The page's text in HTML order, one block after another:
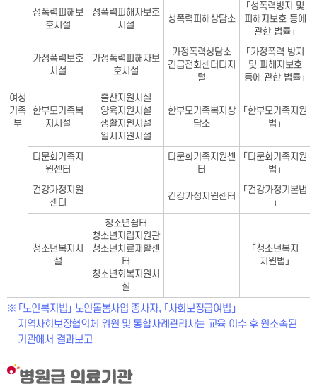
여성
가족
부
성폭력피해보
호시설
성폭력피해자보호
시설
성폭력피해상담소
「성폭력방지 및
피해자보호 등에
관한 법률」
가정폭력보호
시설
가정폭력피해자보
호시설
가정폭력상담소
긴급전화센터디지
털
「가정폭력 방지
및 피해자보호
등에 관한 법률」
한부모가족복
지시설
출산지원시설
양육지원시설
생활지원시설
일시지원시설
한부모가족복지상
담소
「한부모가족지원
법」
다문화가족지
원센터
다문화가족지원센
터
「다문화가족지원
법」
건강가정지원
센터
건강가정지원센터
「건강가정기본법
」
청소년복지시
설
청소년쉼터
청소년자립지원관
청소년치료재활센
터
청소년회복지원시
설
「청소년복지
지원법」
「노인복지법」 노인돌봄사업 종사자, 「사회보장급여법」
지역사회보장협의체 위원 및 통합사례관리사는 교육 이수 후 원소속된
기관에서 결과보고
병원급 의료기관